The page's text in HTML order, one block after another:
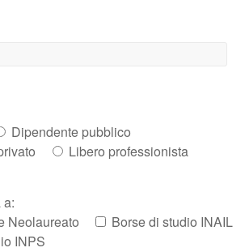
Dipendente pubblico
Libero professionista
a:
Neolaureato
Borse di studio INAIL
INPS